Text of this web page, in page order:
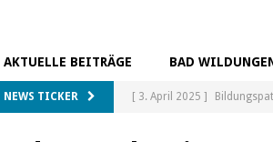
AKTUELLE BEITRÄGE BAD
NEWS TICKER [ 3. April 2025 ]